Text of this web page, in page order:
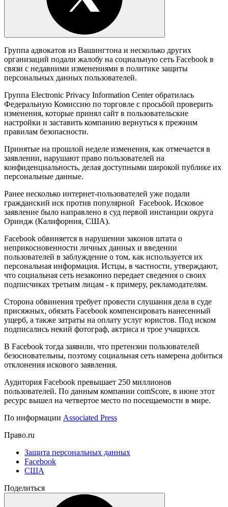
Группа адвокатов из Вашингтона и несколько других
организаций подали жалобу на социальную сеть Facebook в
связи с недавними изменениями в политике защиты
персональных данных пользователей.
Группа Electronic Privacy Information Center обратилась
Федеральную Комиссию по торговле с просьбой проверить
изменения, которые принял сайт в пользовательские
настройки и заставить компанию вернуться к прежним
правилам безопасности.
Принятые на прошлой неделе изменения, как отмечается в
заявлении, нарушают право пользователей на
конфиденциальность, делая доступными широкой публике их
персональные данные.
Ранее несколько интернет-пользователей уже подали
гражданский иск против популярной Facebook. Исковое
заявление было направлено в суд первой инстанции округа
Ориндж (Калифорния, США).
Facebook обвиняется в нарушении законов штата о
неприкосновенности личных данных и введении
пользователей в заблуждение о том, как используется их
персональная информация. Истцы, в частности, утверждают,
что социальная сеть незаконно передает сведения о своих
подписчиках третьим лицам - к примеру, рекламодателям.
Сторона обвинения требует провести слушания дела в суде
присяжных, обязать Facebook компенсировать нанесенный
ущерб, а также затраты на оплату услуг юристов. Под иском
подписались некий фотограф, актриса и трое учащихся.
В Facebook тогда заявили, что претензии пользователей
безосновательны, поэтому социальная сеть намерена добиться
отклонения искового заявления.
Аудитория Facebook превышает 250 миллионов
пользователей. По данным компании comScore, в июне этот
ресурс вышел на четвертое место по посещаемости в мире.
По информации Associated Press
Право.ru
Защита персональных данных
Facebook
США
Поделиться